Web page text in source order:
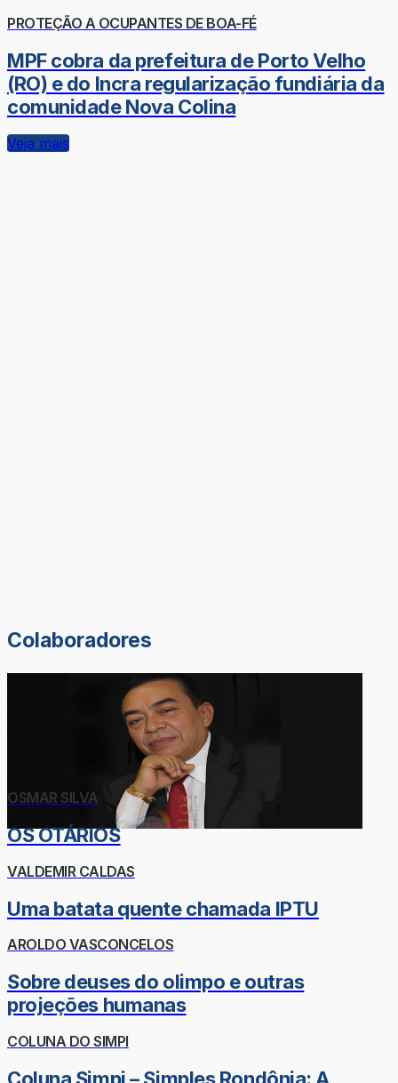
PROTEÇÃO A OCUPANTES DE BOA-FÉ
MPF cobra da prefeitura de Porto Velho
(RO) e do Incra regularização fundiária da
comunidade Nova Colina
Veja mais
Colaboradores
OSMAR SILVA
OS OTÁRIOS
VALDEMIR CALDAS
Uma batata quente chamada IPTU
AROLDO VASCONCELOS
Sobre deuses do olimpo e outras
projeções humanas
COLUNA DO SIMPI
Coluna Simpi – Simples Rondônia: A